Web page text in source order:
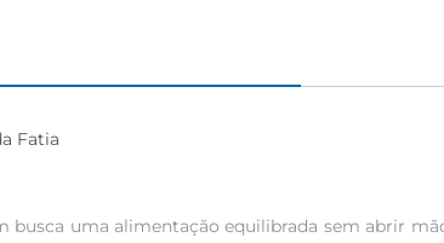
Fatia
busca uma alimentação equilibrada sem abrir